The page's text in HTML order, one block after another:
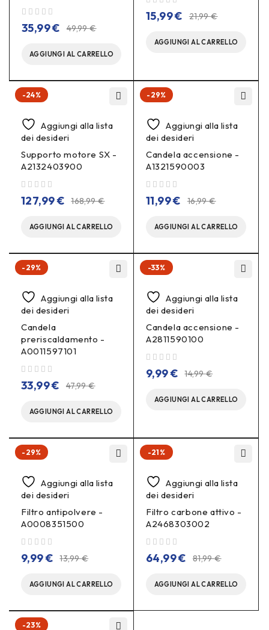
49,99€
35,99€
AGGIUNGI AL CARRELLO
21,99€
15,99€
AGGIUNGI AL CARRELLO
-24%
Aggiungi alla lista
dei desideri
Supporto motore SX -
A2132403900
168,99€
127,99€
AGGIUNGI AL CARRELLO
-29%
Aggiungi alla lista
dei desideri
Candela accensione -
A1321590003
16,99€
11,99€
AGGIUNGI AL CARRELLO
-29%
Aggiungi alla lista
dei desideri
Candela
preriscaldamento -
A0011597101
47,99€
33,99€
AGGIUNGI AL CARRELLO
-33%
Aggiungi alla lista
dei desideri
Candela accensione -
A2811590100
14,99€
9,99€
AGGIUNGI AL CARRELLO
-29%
Aggiungi alla lista
dei desideri
Filtro antipolvere -
A0008351500
13,99€
9,99€
AGGIUNGI AL CARRELLO
-21%
Aggiungi alla lista
dei desideri
Filtro carbone attivo -
A2468303002
81,99€
64,99€
AGGIUNGI AL CARRELLO
-23%